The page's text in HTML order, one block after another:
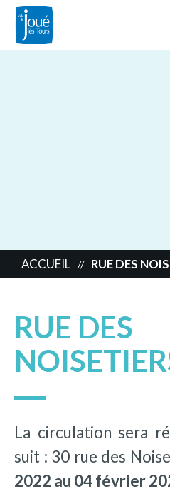
ACCUEIL // RUE DES
RUE DES
La circulation sera
suit : 30 rue des
2022 au 04 février